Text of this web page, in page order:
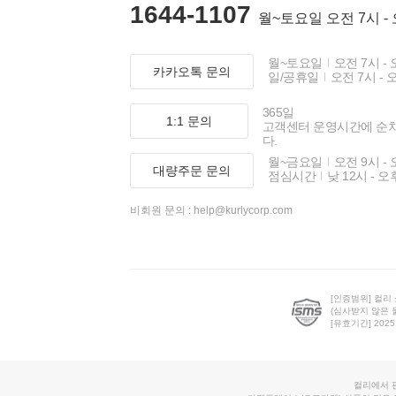
1644-1107 월~토요일 오전 7시 -
카카오톡 문의
월~토요일
오전 7시 -
일/공휴일
오전 7시 -
1:1 문의
365일
고객센터 운영시간에 순
다.
대량주문 문의
월~금요일
오전 9시 -
점심시간
낮 12시 - 오
비회원 문의 : help@kurlycorp.com
[인증범위] 컬리
(심사받지 않은
[유효기간]
컬리에서